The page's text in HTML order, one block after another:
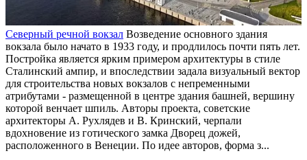
Северный речной вокзал Возведение основного здания
вокзала было начато в 1933 году, и продлилось почти пять лет.
Постройка является ярким примером архитектуры в стиле
Сталинский ампир, и впоследствии задала визуальный вектор
для строительства новых вокзалов с непременными
атрибутами - размещенной в центре здания башней, вершину
которой венчает шпиль. Авторы проекта, советские
архитекторы А. Рухлядев и В. Кринский, черпали
вдохновение из готического замка Дворец дожей,
расположенного в Венеции. По идее авторов, форма з...